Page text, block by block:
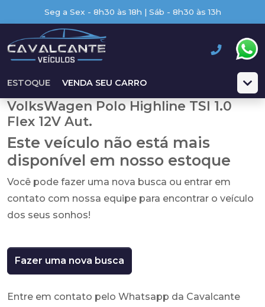
Seg a Sex - 8h30 às 18h | Sáb - 8h30 às 13h
ESTOQUE VENDA SEU CARRO
VolksWagen Polo Highline TSI 1.0
Flex 12V Aut.
Este veículo não está mais
disponível em nosso estoque
Você pode fazer uma nova busca ou entrar em
contato com nossa equipe para encontrar o veículo
dos seus sonhos!
Fazer uma nova busca
Entre em contato pelo Whatsapp da Cavalcante